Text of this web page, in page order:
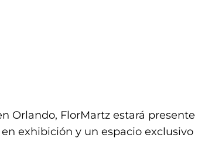
Orlando, FlorMartz estará presente
exhibición y un espacio exclusivo